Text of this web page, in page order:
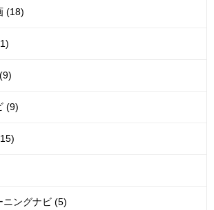
(18)
(9)
ニングナビ (5)